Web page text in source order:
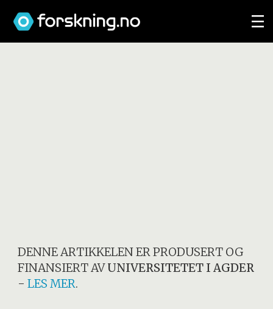
DENNE ARTIKKELEN ER PRODUSERT OG
FINANSIERT AVUNIVERSITETET I AGDER
-LES MER.